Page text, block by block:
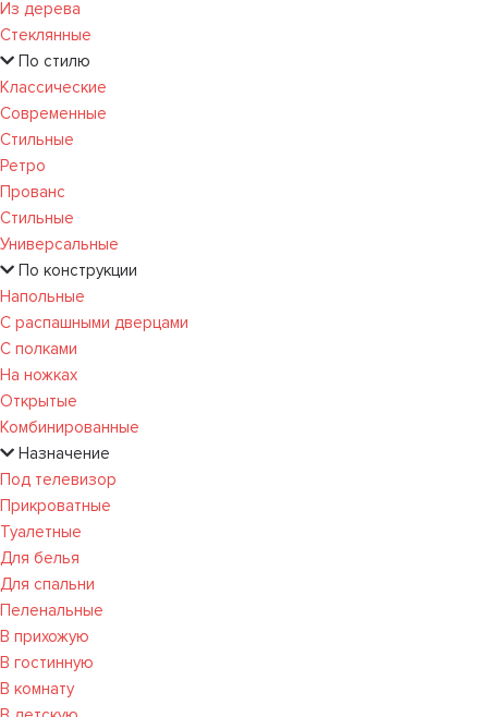
Из дерева
Стеклянные
По стилю
Классические
Современные
Стильные
Ретро
Прованс
Стильные
Универсальные
По конструкции
Напольные
С распашными дверцами
С полками
На ножках
Открытые
Комбинированные
Назначение
Под телевизор
Прикроватные
Туалетные
Для белья
Для спальни
Пеленальные
В прихожую
В гостинную
В комнату